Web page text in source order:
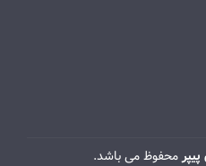
پیپرمحفوظ می باشد.